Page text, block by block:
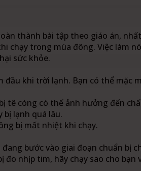
thành bài tập theo giáo án,
chạy trong mùa đông. Việc làm
sức khỏe.
khi trời lạnh. Bạn có thể mặc
tê cóng có thể ảnh hưởng đến
lạnh quá lâu.
bị mất nhiệt khi chạy.
bước vào giai đoạn chuẩn bị
đo nhịp tim, hãy chạy sao cho bạn